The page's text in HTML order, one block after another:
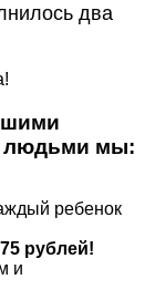
два
людьми мы:
ребенок
рублей!
и